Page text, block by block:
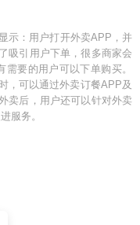
示：用户打开外卖APP，并
吸引用户下单，很多商家会
要的用户可以下单购买。
，可以通过外卖订餐APP及
卖后，用户还可以针对外卖
服务。